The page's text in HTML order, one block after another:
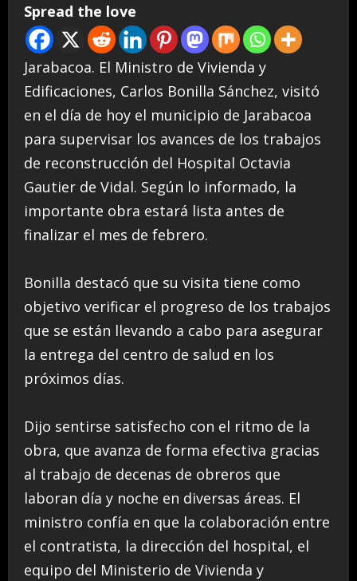
Spread the love
Jarabacoa. El Ministro de Vivienda y
Edificaciones, Carlos Bonilla Sánchez, visitó
en el día de hoy el municipio de Jarabacoa
para supervisar los avances de los trabajos
de reconstrucción del Hospital Octavia
Gautier de Vidal. Según lo informado, la
importante obra estará lista antes de
finalizar el mes de febrero.
Bonilla destacó que su visita tiene como
objetivo verificar el progreso de los trabajos
que se están llevando a cabo para asegurar
la entrega del centro de salud en los
próximos días.
Dijo sentirse satisfecho con el ritmo de la
obra, que avanza de forma efectiva gracias
al trabajo de decenas de obreros que
laboran día y noche en diversas áreas. El
ministro confía en que la colaboración entre
el contratista, la dirección del hospital, el
equipo del Ministerio de Vivienda y